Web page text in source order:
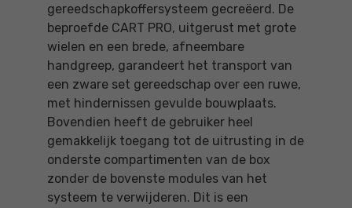
gereedschapkoffersysteem gecreëerd. De
beproefde CART PRO, uitgerust met grote
wielen en een brede, afneembare
handgreep, garandeert het transport van
een zware set gereedschap over een ruwe,
met hindernissen gevulde bouwplaats.
Bovendien heeft de gebruiker heel
gemakkelijk toegang tot de uitrusting in de
onderste compartimenten van de box
zonder de bovenste modules van het
systeem te verwijderen. Dit is een